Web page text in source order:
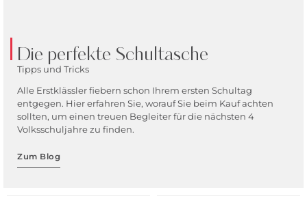
Die perfekte Schultasche
Tipps und Tricks
Alle Erstklässler fiebern schon Ihrem ersten Schultag
entgegen. Hier erfahren Sie, worauf Sie beim Kauf achten
sollten, um einen treuen Begleiter für die nächsten 4
Volksschuljahre zu finden.
Zum Blog